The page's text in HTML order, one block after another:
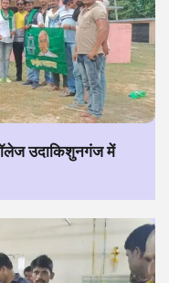
उदाकिशुनगंज में